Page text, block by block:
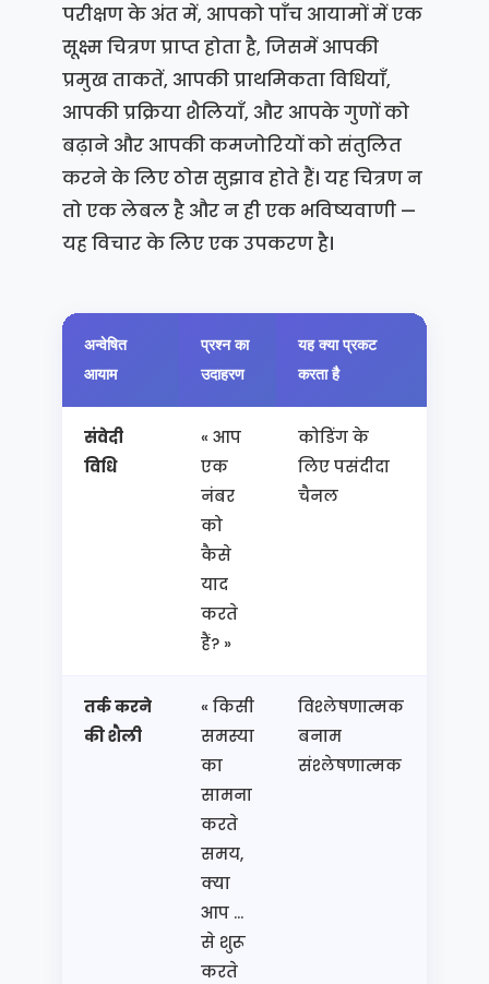
परीक्षण के अंत में, आपको पाँच आयामों में एक
सूक्ष्म चित्रण प्राप्त होता है, जिसमें आपकी
प्रमुख ताकतें, आपकी प्राथमिकता विधियाँ,
आपकी प्रक्रिया शैलियाँ, और आपके गुणों को
बढ़ाने और आपकी कमजोरियों को संतुलित
करने के लिए ठोस सुझाव होते हैं। यह चित्रण न
तो एक लेबल है और न ही एक भविष्यवाणी —
यह विचार के लिए एक उपकरण है।
अन्वेषित
आयाम
प्रश्न का
उदाहरण
यह क्या प्रकट
करता है
संवेदी
विधि
« आप
एक
नंबर
को
कैसे
याद
करते
हैं? »
कोडिंग के
लिए पसंदीदा
चैनल
तर्क करने
की शैली
« किसी
समस्या
का
सामना
करते
समय,
क्या
आप ...
से शुरू
करते
विश्लेषणात्मक
बनाम
संश्लेषणात्मक